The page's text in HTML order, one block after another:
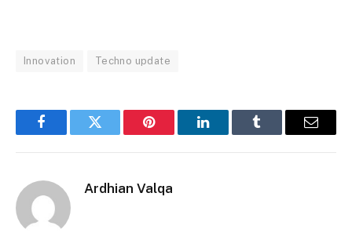
Innovation Techno update
FacebookTwitter Pinterest LinkedInTumblr Email
Ardhian Valqa